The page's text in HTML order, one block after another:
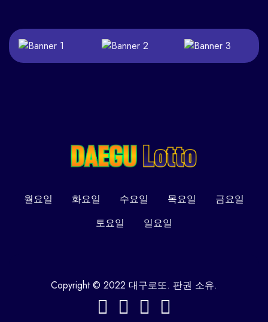
월요일 화요일 수요일 목요일
금요일
토요일
일요일
Copyright © 2022 대구로또. 판권 소유.